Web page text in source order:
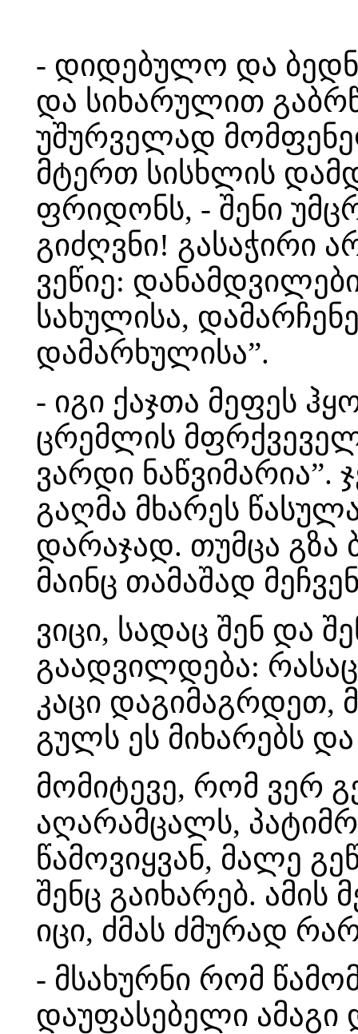
- დიდებულო და
და სიხარულით
უშურველად
მტერთ სისხლის
ფრიდონს, - შენი
გიძღვნი! გასაჭირი
ვეწიე:
სახულისა,
დამარხულისა”.
- იგი ქაჯთა მეფეს
ცრემლის
ვარდი ნაწვიმარია”.
გაღმა მხარეს
დარაჯად. თუმცა
მაინც თამაშად
ვიცი, სადაც შენ და
გაადვილდება:
კაცი
გულს ეს მიხარებს
მომიტევე, რომ ვერ
აღარამცალს,
წამოვიყვან, მალე
შენც გაიხარებ.
იცი, ძმას ძმურად
- მსახურნი რომ
დაუფასებელი ამაგი